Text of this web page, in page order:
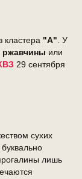
кластера "А" . У
ржавчины или
29 сентября
сухих
лишь